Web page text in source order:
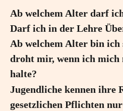
Ab welchem Alter darf
Darf ich in der Lehre
Ab welchem Alter bin ich
droht mir, wenn ich mich
halte?
Jugendliche kennen ihre
gesetzlichen Pflichten